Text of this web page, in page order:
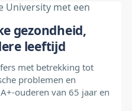
gezondheid,
leeftijd
met betrekking tot
problemen en
ouderen van 65 jaar en